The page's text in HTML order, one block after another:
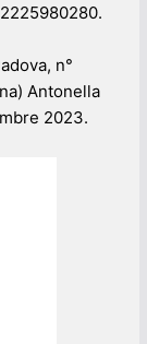
n°
Antonella
2023.